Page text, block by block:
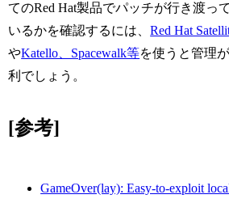
てのRed Hat製品でパッチが行き渡って
いるかを確認するには、Red Hat
やKatello、Spacewalk等を使うと管理
利でしょう。
[参考]
GameOver(lay): Easy-to-exploit